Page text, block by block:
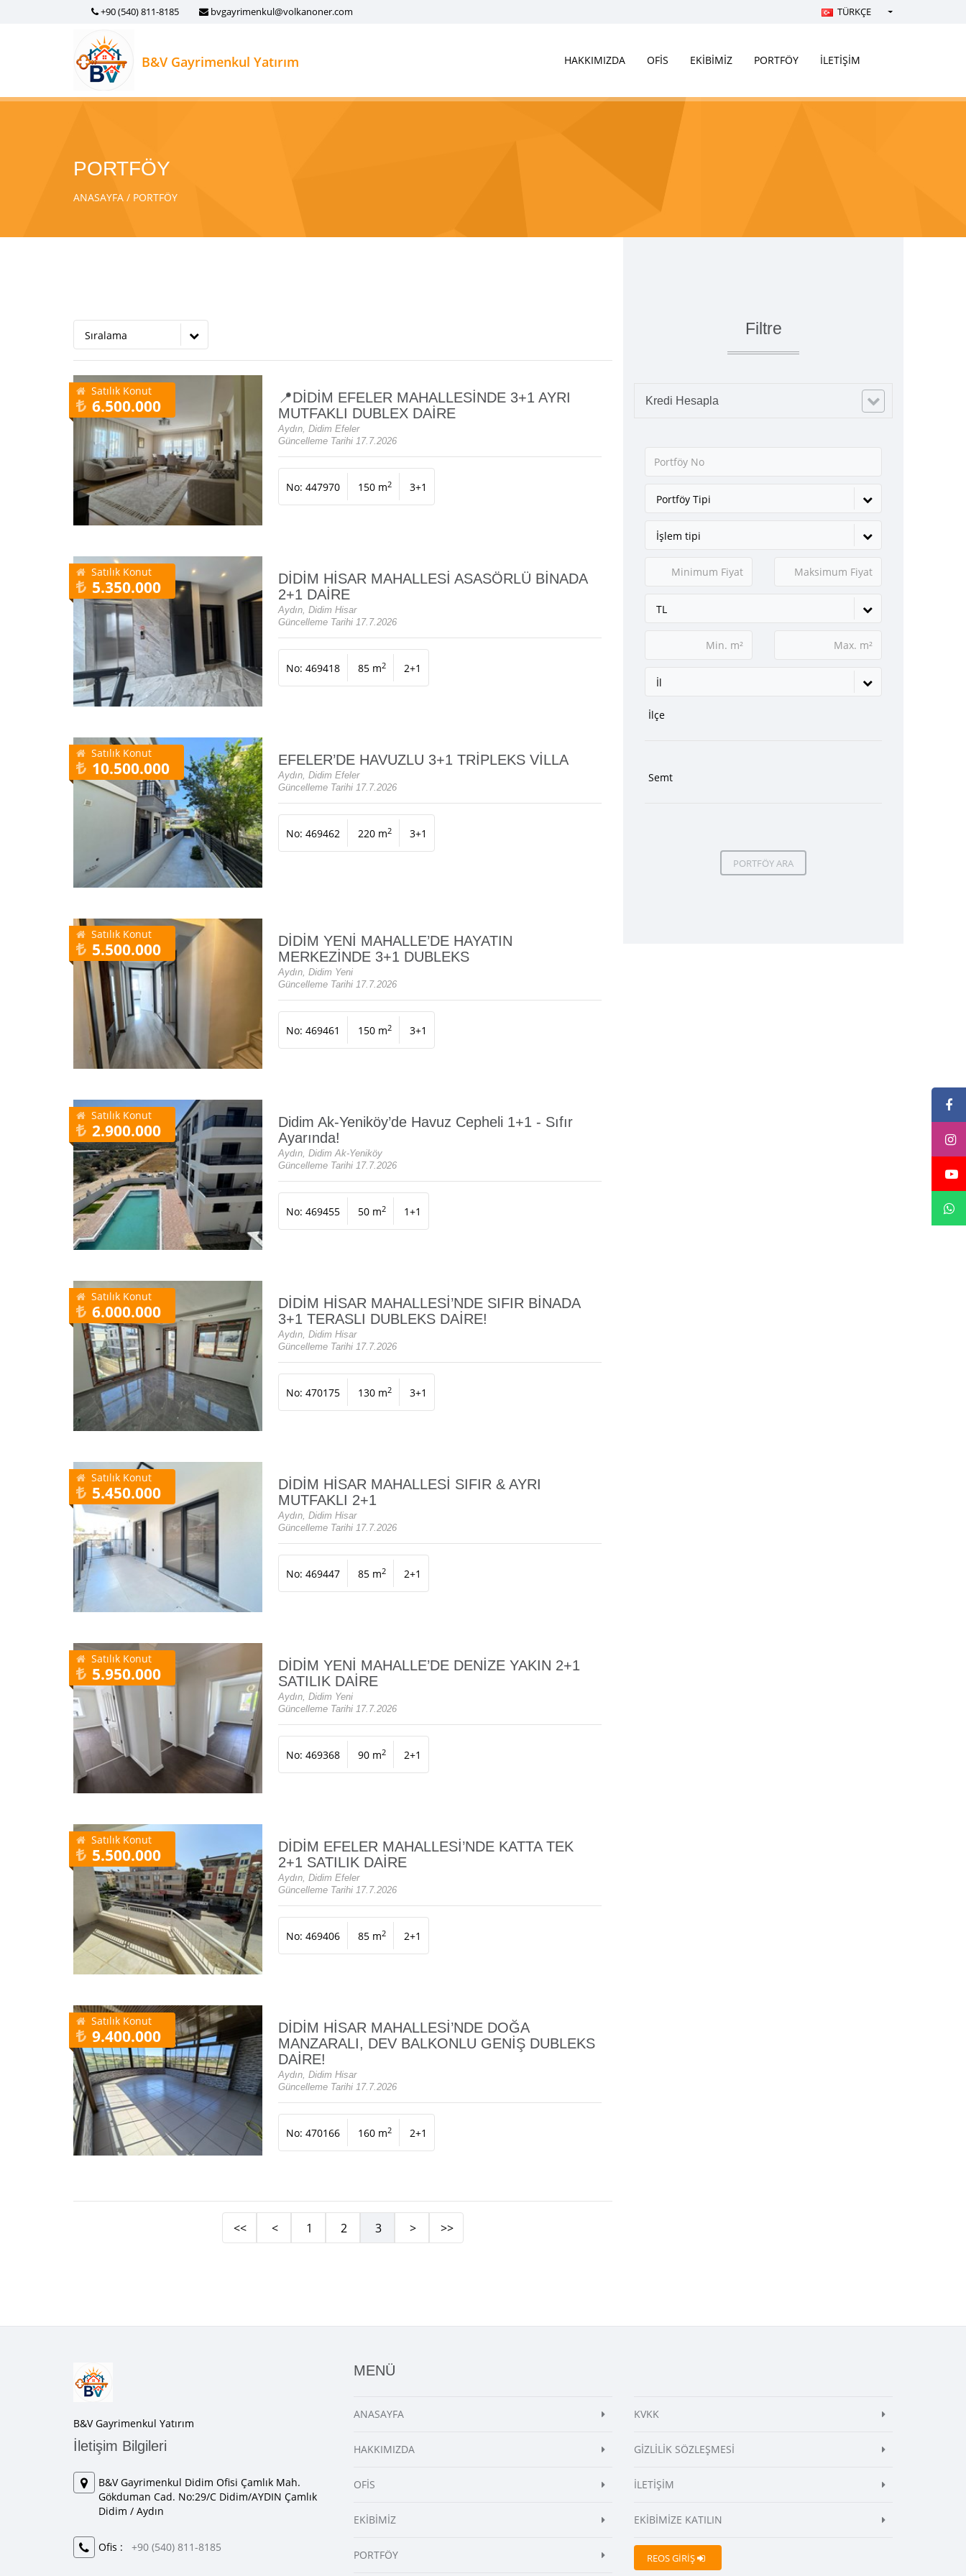
+90 (540) 811-8185 bvgayrimenkul@volkanoner.com
TÜRKÇE
English - English
B&V Gayrimenkul Yatırım HAKKIMIZDA OFİS EKİBİMİZ PORTFÖY İLETİŞİM
PORTFÖY
ANASAYFA PORTFÖY
Sıralama
Satılık Konut
6.500.000
📍DİDİM EFELER MAHALLESİNDE 3+1 AYRI
MUTFAKLI DUBLEX DAİRE
Aydın, Didim Efeler
Güncelleme Tarihi 17.7.2026
No: 447970 150 m2 3+1
Satılık Konut
5.350.000
DİDİM HİSAR MAHALLESİ ASASÖRLÜ BİNADA
2+1 DAİRE
Aydın, Didim Hisar
Güncelleme Tarihi 17.7.2026
No: 469418 85 m2 2+1
Satılık Konut
10.500.000 EFELER’DE HAVUZLU 3+1 TRİPLEKS VİLLA
Aydın, Didim Efeler
Güncelleme Tarihi 17.7.2026
No: 469462 220 m2 3+1
Satılık Konut
5.500.000
DİDİM YENİ MAHALLE’DE HAYATIN
MERKEZİNDE 3+1 DUBLEKS
Aydın, Didim Yeni
Güncelleme Tarihi 17.7.2026
No: 469461 150 m2 3+1
Satılık Konut
2.900.000
Didim Ak-Yeniköy’de Havuz Cepheli 1+1 - Sıfır
Ayarında!
Aydın, Didim Ak-Yeniköy
Güncelleme Tarihi 17.7.2026
No: 469455 50 m2 1+1
Satılık Konut
6.000.000
DİDİM HİSAR MAHALLESİ’NDE SIFIR BİNADA
3+1 TERASLI DUBLEKS DAİRE!
Aydın, Didim Hisar
Güncelleme Tarihi 17.7.2026
No: 470175 130 m2 3+1
Satılık Konut
5.450.000
DİDİM HİSAR MAHALLESİ SIFIR & AYRI
MUTFAKLI 2+1
Aydın, Didim Hisar
Güncelleme Tarihi 17.7.2026
No: 469447 85 m2 2+1
Satılık Konut
5.950.000
DİDİM YENİ MAHALLE’DE DENİZE YAKIN 2+1
SATILIK DAİRE
Aydın, Didim Yeni
Güncelleme Tarihi 17.7.2026
No: 469368 90 m2 2+1
Satılık Konut
5.500.000
DİDİM EFELER MAHALLESİ’NDE KATTA TEK
2+1 SATILIK DAİRE
Aydın, Didim Efeler
Güncelleme Tarihi 17.7.2026
No: 469406 85 m2 2+1
Satılık Konut
9.400.000
DİDİM HİSAR MAHALLESİ’NDE DOĞA
MANZARALI, DEV BALKONLU GENİŞ DUBLEKS
DAİRE!
Aydın, Didim Hisar
Güncelleme Tarihi 17.7.2026
No: 470166 160 m2 2+1
<< < 1 2 3 > >>
Filtre
Kredi Hesapla
Portföy Tipi
İşlem tipi
TL
İl
PORTFÖY ARA
B&V Gayrimenkul Yatırım
İletişim Bilgileri
B&V Gayrimenkul Didim Ofisi Çamlık Mah.
Gökduman Cad. No:29/C Didim/AYDIN Çamlık
Didim / Aydın
Ofis : +90 (540) 811-8185
MENÜ
ANASAYFA
HAKKIMIZDA
OFİS
EKİBİMİZ
PORTFÖY
KVKK
GİZLİLİK SÖZLEŞMESİ
İLETİŞİM
EKİBİMİZE KATILIN
REOS GİRİŞ